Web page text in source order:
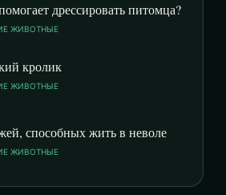
дрессировать питомца?
ЖИВОТНЫЕ
кролик
ЖИВОТНЫЕ
способных жить в неволе
ЖИВОТНЫЕ